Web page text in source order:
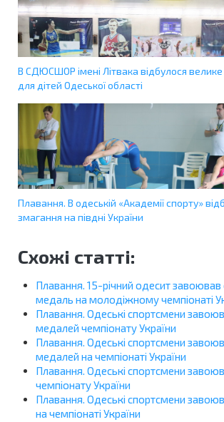
В СДЮСШОР імені Літвака відбулося
для дітей Одеської області
Плавання. В одеській «Академії спорту»
змагання на півдні України
Схожі статті:
Плавання. 15-річний одесит
медаль на молодіжному чемпіонаті
Плавання. Одеські спортсмени
медалей чемпіонату України
Плавання. Одеські спортсмени
медалей на чемпіонаті України
Плавання. Одеські спортсмени
чемпіонату України
Плавання. Одеські спортсмени
на чемпіонаті України